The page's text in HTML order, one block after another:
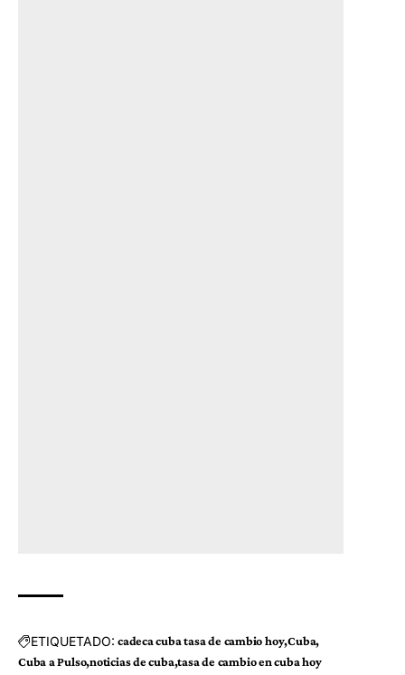
ETIQUETADO: cadeca cuba tasa de cambio hoy Cuba
Cuba a Pulso noticias de cuba tasa de cambio en cuba hoy